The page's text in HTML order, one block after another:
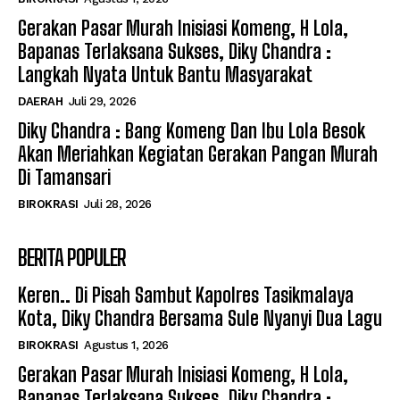
Gerakan Pasar Murah Inisiasi Komeng, H Lola,
Bapanas Terlaksana Sukses, Diky Chandra :
Langkah Nyata Untuk Bantu Masyarakat
DAERAH Juli 29, 2026
Diky Chandra : Bang Komeng Dan Ibu Lola Besok
Akan Meriahkan Kegiatan Gerakan Pangan Murah
Di Tamansari
BIROKRASI Juli 28, 2026
BERITA POPULER
Keren.. Di Pisah Sambut Kapolres Tasikmalaya
Kota, Diky Chandra Bersama Sule Nyanyi Dua Lagu
BIROKRASI Agustus 1, 2026
Gerakan Pasar Murah Inisiasi Komeng, H Lola,